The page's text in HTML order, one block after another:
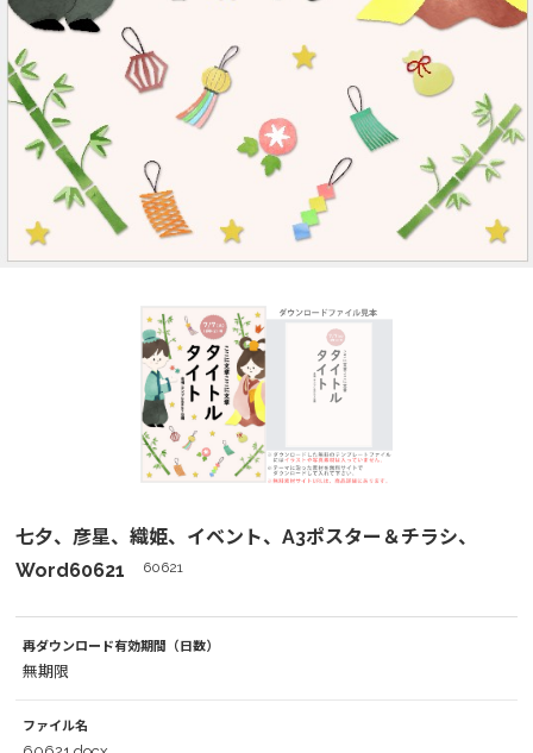
七夕、彦星、織姫、イベント、A3ポスター＆チラシ、
Word60621
60621
再ダウンロード有効期間（日数）
無期限
ファイル名